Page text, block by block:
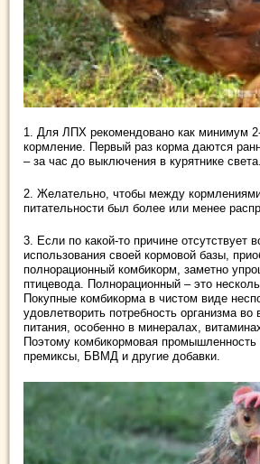
1. Для ЛПХ рекомендовано как минимум
кормление. Первый раз корма даются
– за час до выключения в курятнике света.
2. Желательно, чтобы между
питательности был более или менее
3. Если по какой-то причине отсутствует
использования своей кормовой базы,
полнорационный комбикорм, заметно
птицевода. Полнорационный – это
Покупные комбикорма в чистом виде
удовлетворить потребность организма во
питания, особенно в минералах,
Поэтому комбикормовая промышленность
премиксы, БВМД и другие добавки.